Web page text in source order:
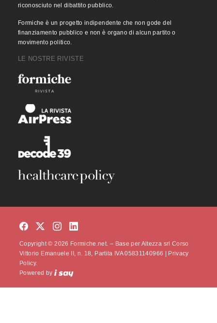
riconosciuto nel dibattito pubblico.
Formiche è un progetto indipendente che non gode del
finanziamento pubblico e non è organo di alcun partito o
movimento politico.
LE NOSTRE RIVISTE
Copyright © 2026 Formiche.net. – Base per Altezza srl Corso
Vittorio Emanuele II, n. 18, Partita IVA 05831140966 |
Privacy
Policy.
Powered by